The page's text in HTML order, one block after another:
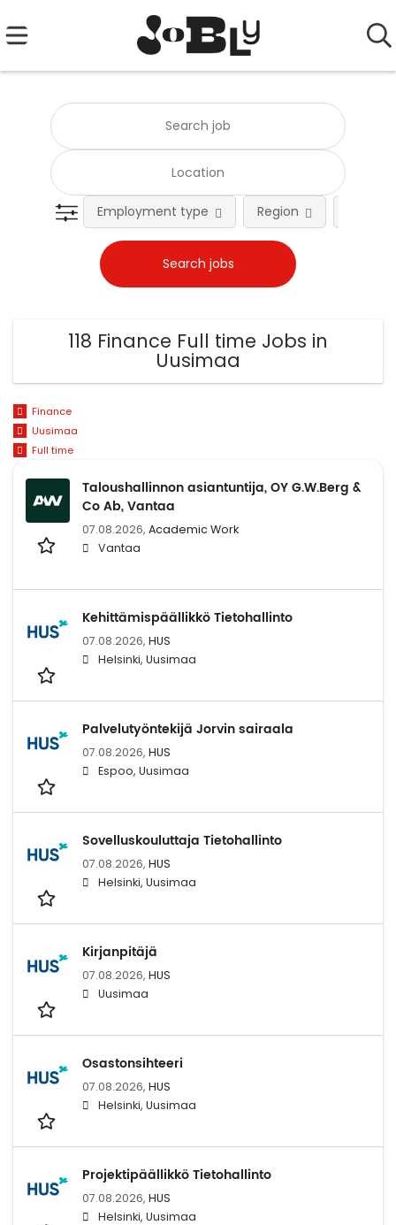
Employment type Region
118 Finance Full time Jobs in
Uusimaa
Finance
Uusimaa
Full time
Taloushallinnon asiantuntija, OY G.W.Berg &
Co Ab, Vantaa
07.08.2026, Academic Work
Vantaa
Kehittämispäällikkö Tietohallinto
07.08.2026, HUS
Helsinki, Uusimaa
Palvelutyöntekijä Jorvin sairaala
07.08.2026, HUS
Espoo, Uusimaa
Sovelluskouluttaja Tietohallinto
07.08.2026, HUS
Helsinki, Uusimaa
Kirjanpitäjä
07.08.2026, HUS
Uusimaa
Osastonsihteeri
07.08.2026, HUS
Helsinki, Uusimaa
Projektipäällikkö Tietohallinto
07.08.2026, HUS
Helsinki, Uusimaa